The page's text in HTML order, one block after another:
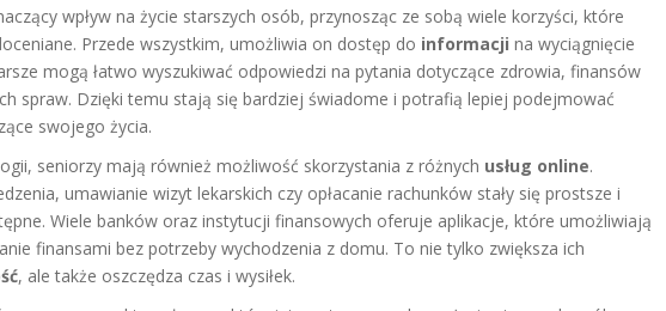
wpływ na życie starszych osób, przynosząc ze sobą wiele korzyści, które
Przede wszystkim, umożliwia on dostęp do informacji na wyciągnięcie
mogą łatwo wyszukiwać odpowiedzi na pytania dotyczące zdrowia, finansów
spraw. Dzięki temu stają się bardziej świadome i potrafią lepiej podejmować
swojego życia.
seniorzy mają również możliwość skorzystania z różnych usług online.
umawianie wizyt lekarskich czy opłacanie rachunków stały się prostsze i
Wiele banków oraz instytucji finansowych oferuje aplikacje, które umożliwiają
finansami bez potrzeby wychodzenia z domu. To nie tylko zwiększa ich
, ale także oszczędza czas i wysiłek.